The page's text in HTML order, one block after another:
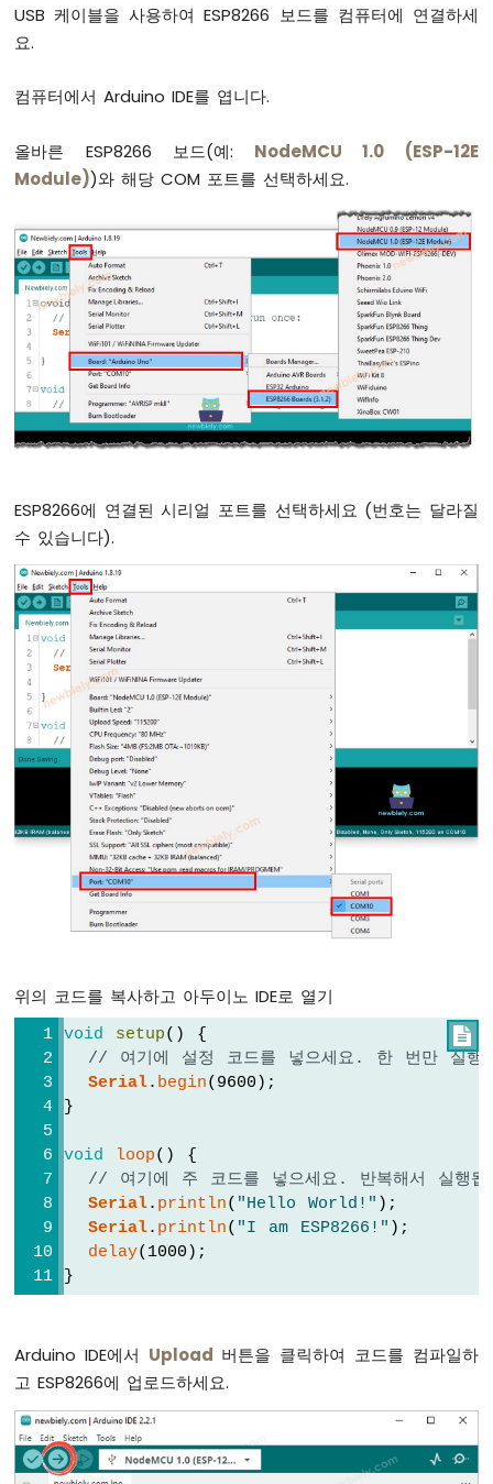
-
드
조
ESP8266
-
리
얼
모
니
터
ESP8266
시
리
얼
터
ESP8266
-
LED
ESP8266
LED
딜
레
이
없
박
깜
박
ESP8266
ESP8266
-
교
신
호
등
USB 케이블을 사용하여 ESP8266 보드를 컴퓨터에 연결하세
요.
컴퓨터에서 Arduino IDE를 엽니다.
올바른 ESP8266 보드(예: NodeMCU 1.0 (ESP-12E
Module))와 해당 COM 포트를 선택하세요.
ESP8266에 연결된 시리얼 포트를 선택하세요 (번호는 달라질
수 있습니다).
위의 코드를 복사하고 아두이노 IDE로 열기

void setup() {
// 여기에 설정 코드를 넣으세요. 한 번만 실행
Serial. begin(9600);
}
void loop() {
// 여기에 주 코드를 넣으세요. 반복해서 실행됩
Serial. println( "Hello World!" );
Serial. println( "I am ESP8266!" );
delay(1000);
}
Arduino IDE에서 Upload 버튼을 클릭하여 코드를 컴파일하
고 ESP8266에 업로드하세요.